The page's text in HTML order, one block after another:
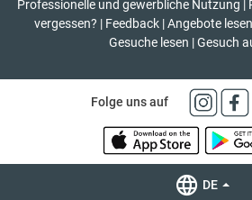
Professionelle und gewerbliche Nutzung |
vergessen? | Feedback | Angebote lesen
Gesuche lesen | Gesuch
Folge uns auf
DE